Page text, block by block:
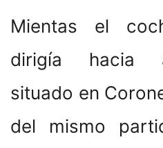
Mientas el
dirigía hacia
situado en
del mismo